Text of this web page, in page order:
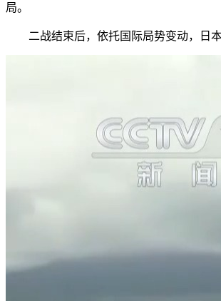
局。
二战结束后，依托国际局势变动，日本